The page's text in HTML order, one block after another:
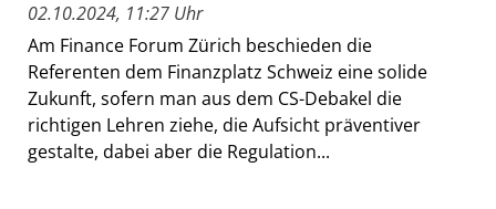
02.10.2024, 11:27 Uhr
Am Finance Forum Zürich beschieden die
Referenten dem Finanzplatz Schweiz eine solide
Zukunft, sofern man aus dem CS-Debakel die
richtigen Lehren ziehe, die Aufsicht präventiver
gestalte, dabei aber die Regulation...